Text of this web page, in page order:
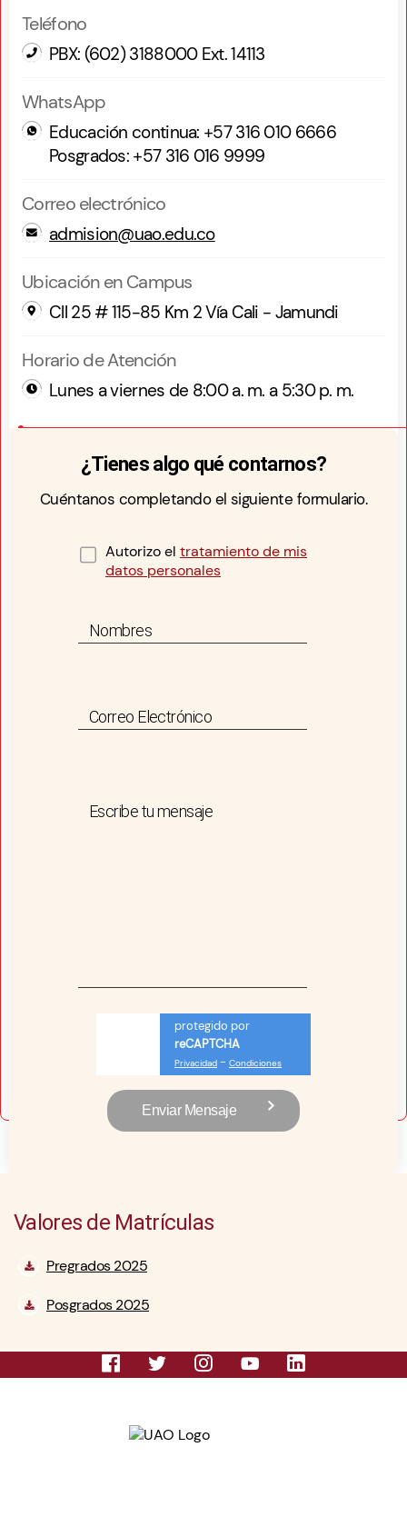
Teléfono
PBX: (602) 3188000 Ext. 14113
WhatsApp
Educación continua: +57 316 010 6666
Posgrados: +57 316 016 9999
Correo electrónico
admision@uao.edu.co
Ubicación en Campus
Cll 25 # 115-85 Km 2 Vía Cali - Jamundi
Horario de Atención
Lunes a viernes de 8:00 a. m. a 5:30 p. m.
¿Tienes algo qué contarnos?
Cuéntanos completando el siguiente formulario.
Autorizo el tratamiento de mis
datos personales
Nombres
Correo Electrónico
Escribe tu mensaje
protegido por
reCAPTCHA
Privacidad - Condiciones
Valores de Matrículas
Pregrados 2025
Posgrados 2025